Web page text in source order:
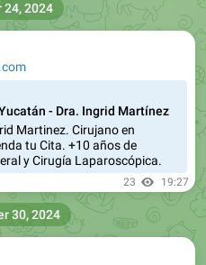
- Dra. Ingrid Martínez
Martinez. Cirujano en
tu Cita. +10 años de
y Cirugía Laparoscópica.
23 19:27
24, 2024
30, 2024